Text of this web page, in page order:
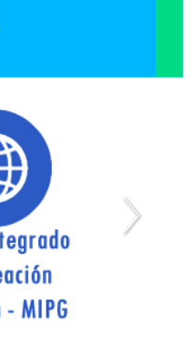
Gestión
Gestión
▼